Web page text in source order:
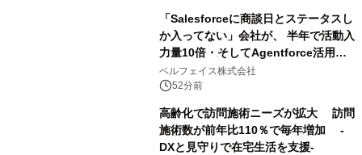
「Salesforceに商談日とステータスし
か入ってない」会社が、 半年で活動入
力量10倍・そしてAgentforce活用へ
── 敷島住宅×bellSalesAI事例公開
ベルフェイス株式会社
52分前
高齢化で訪問施術ニーズが拡大 訪問
施術数が前年比110％で毎年増加 -
DXと見守りで在宅生活を支援-